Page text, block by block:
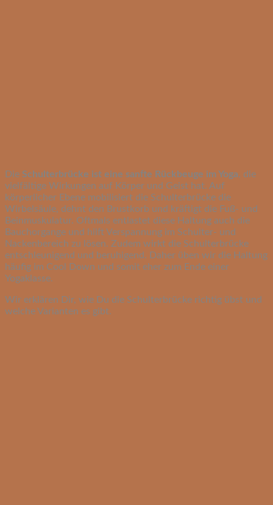
Die Schulterbrücke ist eine sanfte Rückbeuge im Yoga, die
vielfältige Wirkungen auf Körper und Geist hat. Auf
körperlicher Ebene mobilisiert die Schulterbrücke die
Wirbelsäule, dehnt den Brustkorb und kräftigt die Fuß- und
Beinmuskulatur. Oftmals entlastet diese Haltung auch die
Bauchorgange und hilft Verspannung im Schulter- und
Nackenbereich zu lösen. Zudem wirkt die Schulterbrücke
entschleunigend und beruhigend. Daher üben wir die Haltung
häufig im Cool Down und somit eher zum Ende einer
Yogaklasse.
Wir erklären Dir, wie Du die Schulterbrücke richtig übst und
welche Varianten es gibt.